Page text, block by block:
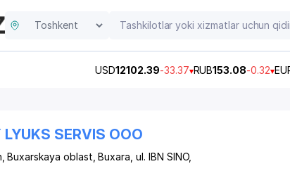
USD12102.39-33.37 RUB153.08-0.32
LYUKS SERVIS OOO
Buxarskaya oblast, Buxara,ul. IBN SINO,